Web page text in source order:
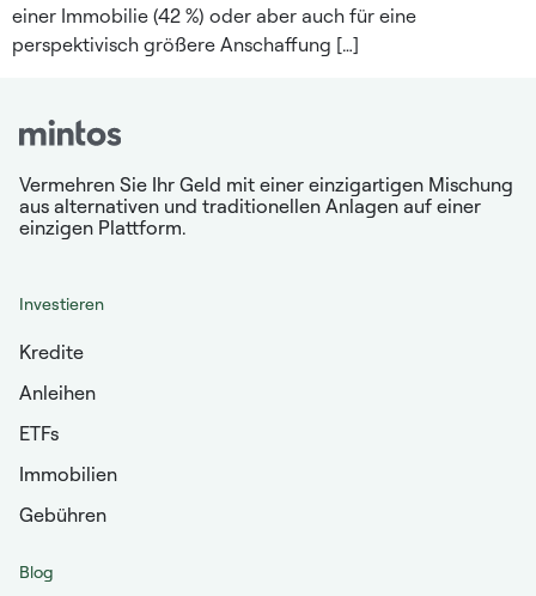
einer Immobilie (42 %) oder aber auch für eine
perspektivisch größere Anschaffung […]
Vermehren Sie Ihr Geld mit einer einzigartigen Mischung
aus alternativen und traditionellen Anlagen auf einer
einzigen Plattform.
Investieren
Kredite
Anleihen
ETFs
Immobilien
Gebühren
Blog